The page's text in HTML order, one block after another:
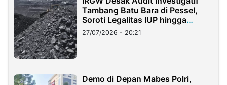
Tambang Batu Bara di Pessel,
Soroti Legalitas IUP hingga
Stockpile
27/07/2026 - 20:21
Demo di Depan Mabes Polri,